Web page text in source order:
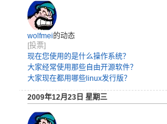
wolfmei的动态
[投票]
现在您使用的是什么操作系统？
大家经常使用那些自由开源软件？
大家现在都用哪些linux发行版？
2009年12月23日 星期三